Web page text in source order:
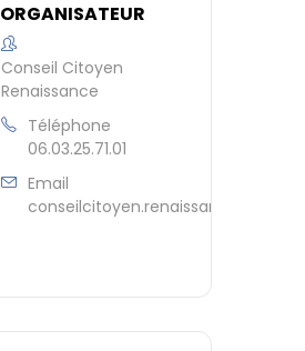
ORGANISATEUR
Conseil Citoyen
Renaissance
Téléphone
06.03.25.71.01
Email